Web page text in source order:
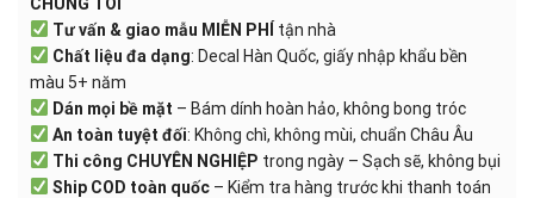
Tư vấn & giao mẫu MIỄN PHÍ tận nhà
Chất liệu đa dạng: Decal Hàn Quốc, giấy nhập khẩu bền
màu 5+ năm
Dán mọi bề mặt – Bám dính hoàn hảo, không bong tróc
An toàn tuyệt đối: Không chì, không mùi, chuẩn Châu Âu
Thi công CHUYÊN NGHIỆP trong ngày – Sạch sẽ, không bụi
Ship COD toàn quốc– Kiểm tra hàng trước khi thanh toán